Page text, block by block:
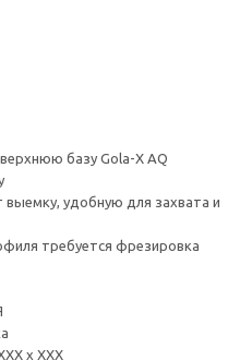
базу Gola-X AQ
выемку, удобную для захвата и
требуется фрезировка
х ХХХ